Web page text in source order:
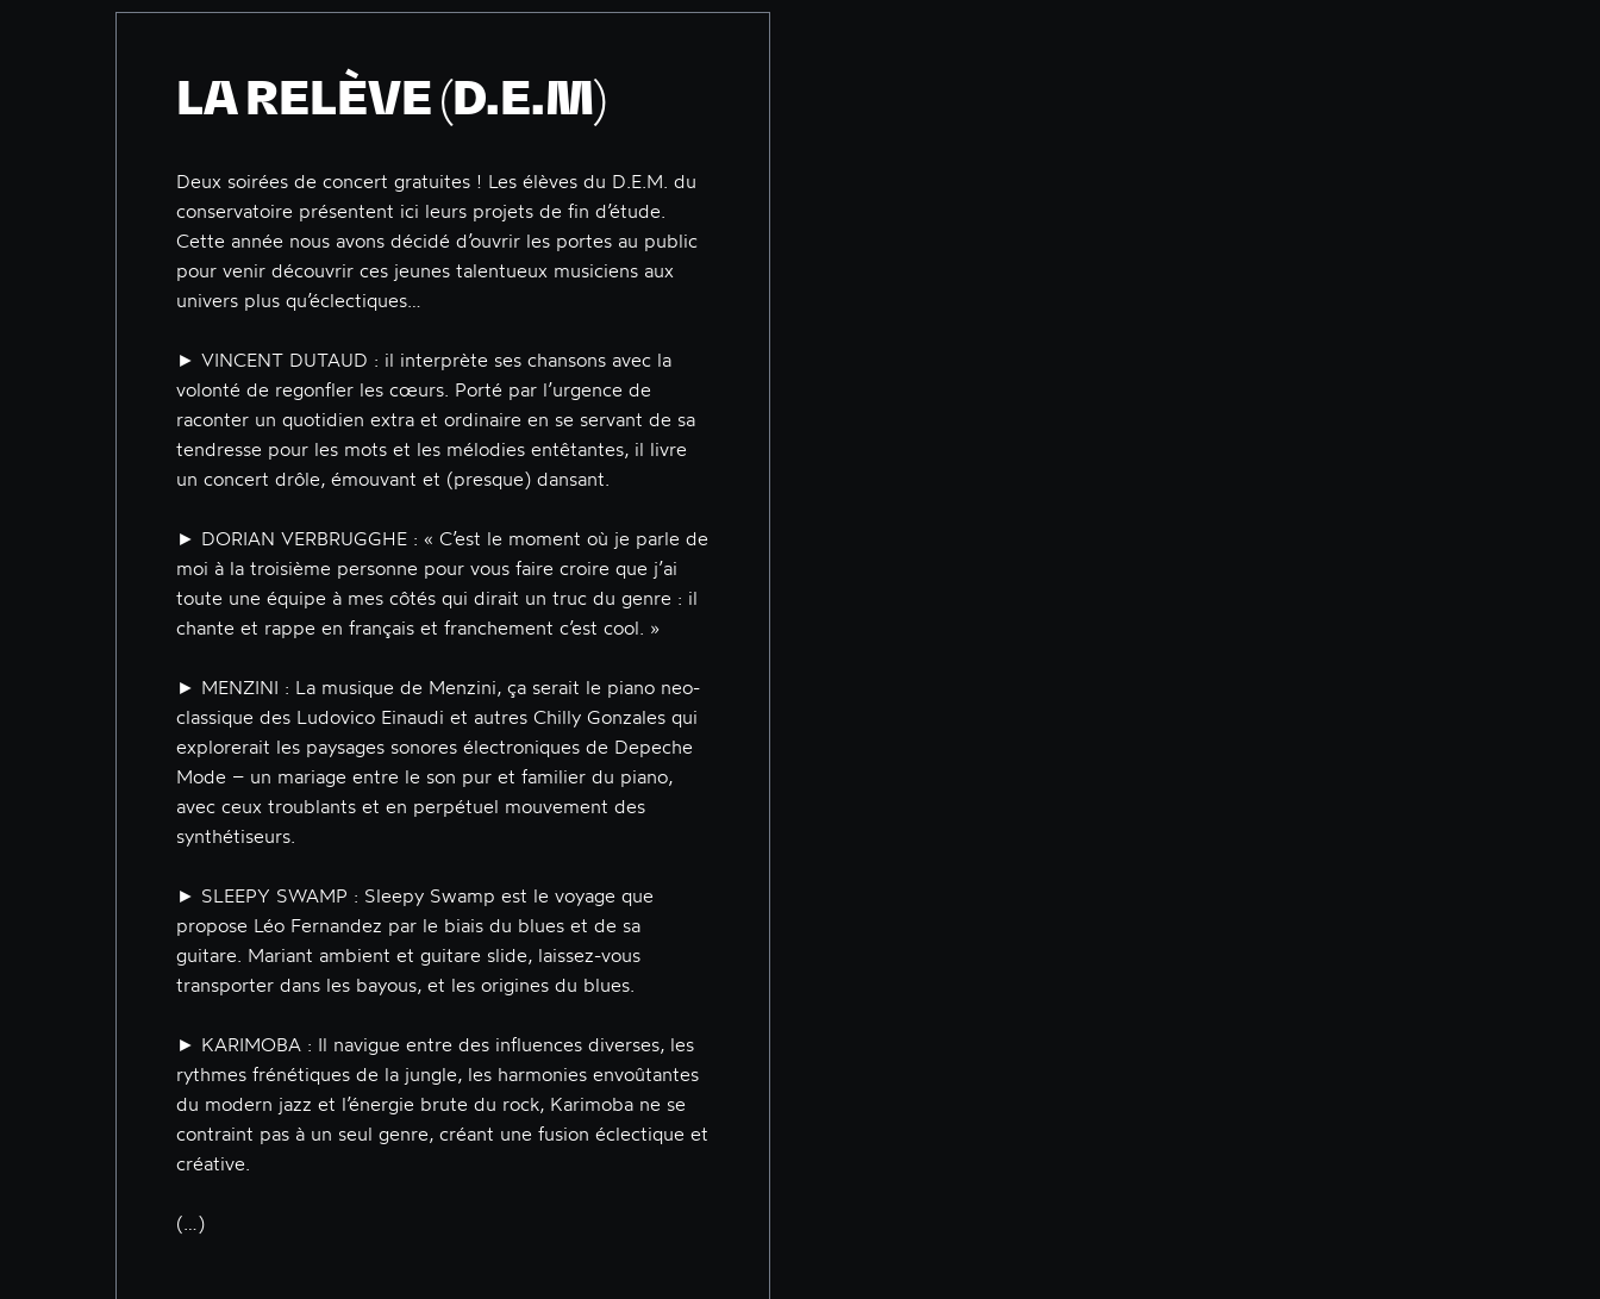
LA RELÈVE (D.E.M)
Deux soirées de concert gratuites ! Les élèves du D.E.M. du
conservatoire présentent ici leurs projets de fin d’étude.
Cette année nous avons décidé d’ouvrir les portes au public
pour venir découvrir ces jeunes talentueux musiciens aux
univers plus qu’éclectiques…
► VINCENT DUTAUD : il interprète ses chansons avec la
volonté de regonfler les cœurs. Porté par l’urgence de
raconter un quotidien extra et ordinaire en se servant de sa
tendresse pour les mots et les mélodies entêtantes, il livre
un concert drôle, émouvant et (presque) dansant.
► DORIAN VERBRUGGHE : « C’est le moment où je parle de
moi à la troisième personne pour vous faire croire que j’ai
toute une équipe à mes côtés qui dirait un truc du genre : il
chante et rappe en français et franchement c’est cool. »
► MENZINI : La musique de Menzini, ça serait le piano neo-
classique des Ludovico Einaudi et autres Chilly Gonzales qui
explorerait les paysages sonores électroniques de Depeche
Mode – un mariage entre le son pur et familier du piano,
avec ceux troublants et en perpétuel mouvement des
synthétiseurs.
► SLEEPY SWAMP : Sleepy Swamp est le voyage que
propose Léo Fernandez par le biais du blues et de sa
guitare. Mariant ambient et guitare slide, laissez-vous
transporter dans les bayous, et les origines du blues.
► KARIMOBA : Il navigue entre des influences diverses, les
rythmes frénétiques de la jungle, les harmonies envoûtantes
du modern jazz et l’énergie brute du rock, Karimoba ne se
contraint pas à un seul genre, créant une fusion éclectique et
créative.
(…)